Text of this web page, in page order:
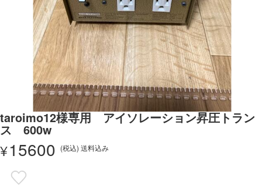
taroimo12様専用 アイソレーション昇圧トラン
ス 600w
¥15600 (税込) 送料込み